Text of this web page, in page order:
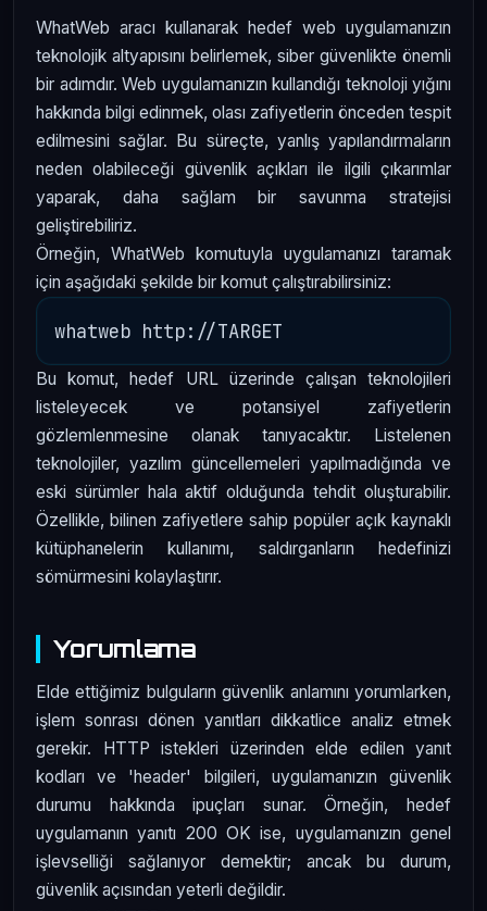
WhatWeb aracı kullanarak hedef web uygulamanızın
teknolojik altyapısını belirlemek, siber güvenlikte önemli
bir adımdır. Web uygulamanızın kullandığı teknoloji yığını
hakkında bilgi edinmek, olası zafiyetlerin önceden tespit
edilmesini sağlar. Bu süreçte, yanlış yapılandırmaların
neden olabileceği güvenlik açıkları ile ilgili çıkarımlar
yaparak, daha sağlam bir savunma stratejisi
geliştirebiliriz.
Örneğin, WhatWeb komutuyla uygulamanızı taramak
için aşağıdaki şekilde bir komut çalıştırabilirsiniz:
Bu komut, hedef URL üzerinde çalışan teknolojileri
listeleyecek ve potansiyel zafiyetlerin
gözlemlenmesine olanak tanıyacaktır. Listelenen
teknolojiler, yazılım güncellemeleri yapılmadığında ve
eski sürümler hala aktif olduğunda tehdit oluşturabilir.
Özellikle, bilinen zafiyetlere sahip popüler açık kaynaklı
kütüphanelerin kullanımı, saldırganların hedefinizi
sömürmesini kolaylaştırır.
Yorumlama
Elde ettiğimiz bulguların güvenlik anlamını yorumlarken,
işlem sonrası dönen yanıtları dikkatlice analiz etmek
gerekir. HTTP istekleri üzerinden elde edilen yanıt
kodları ve 'header' bilgileri, uygulamanızın güvenlik
durumu hakkında ipuçları sunar. Örneğin, hedef
uygulamanın yanıtı 200 OK ise, uygulamanızın genel
işlevselliği sağlanıyor demektir; ancak bu durum,
güvenlik açısından yeterli değildir.